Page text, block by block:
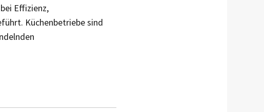
Effizienz,
Küchenbetriebe sind